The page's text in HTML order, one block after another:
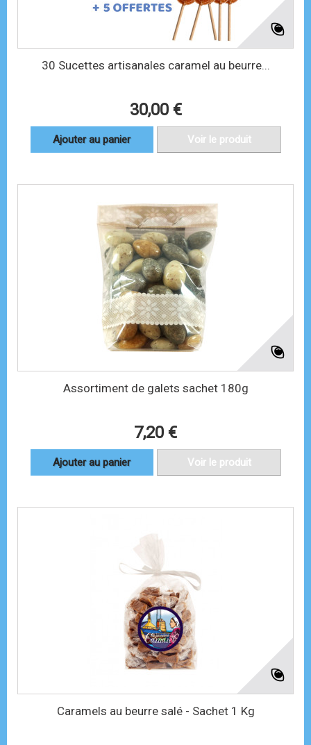
30 Sucettes artisanales caramel au beurre...
30,00 €
Ajouter au panier Voir le produit
Assortiment de galets sachet 180g
7,20 €
Ajouter au panier Voir le produit
Caramels au beurre salé - Sachet 1 Kg